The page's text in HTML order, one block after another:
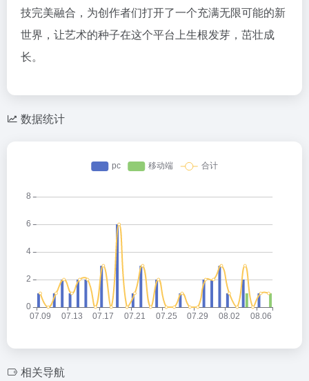
技完美融合，为创作者们打开了一个充满无限可能的新
世界，让艺术的种子在这个平台上生根发芽，茁壮成
长。
数据统计
相关导航